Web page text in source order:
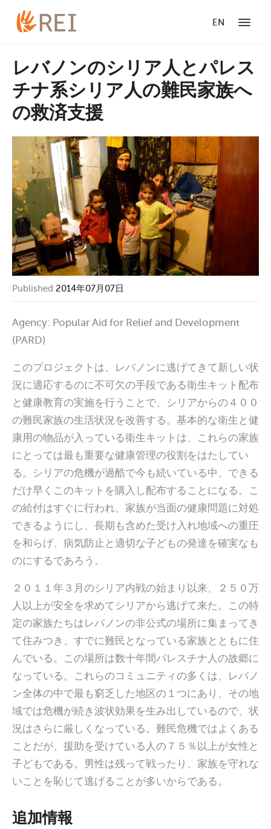
EN
レバノンのシリア人とパレス
チナ系シリア人の難民家族へ
の救済支援
Published 2014年07月07日
Agency: Popular Aid for Relief and Development
(PARD)
このプロジェクトは、レバノンに逃げてきて新しい状
況に適応するのに不可欠の手段である衛生キット配布
と健康教育の実施を行うことで、シリアからの４００
の難民家族の生活状況を改善する。基本的な衛生と健
康用の物品が入っている衛生キットは、これらの家族
にとっては最も重要な健康管理の役割をはたしてい
る。シリアの危機が過酷で今も続いている中、できる
だけ早くこのキットを購入し配布することになる。こ
の給付はすぐに行われ、家族が当面の健康問題に対処
できるようにし、長期も含めた受け入れ地域への重圧
を和らげ、病気防止と適切な子どもの発達を確実なも
のにするであろう。
２０１１年３月のシリア内戦の始まり以来、２５０万
人以上が安全を求めてシリアから逃げて来た。この特
定の家族たちはレバノンの非公式の場所に集まってき
て住みつき、すでに難民となっている家族とともに住
んでいる。この場所は数十年間パレスチナ人の故郷に
なっている。これらのコミュニティの多くは、レバノ
ン全体の中で最も窮乏した地区の１つにあり、その地
域では危機が続き波状効果を生み出しているので、状
況はさらに厳しくなっている。難民危機ではよくある
ことだが、援助を受けている人の７５％以上が女性と
子どもである。男性は残って戦ったり、家族を守れな
いことを恥じて逃げることが多いからである。
追加情報